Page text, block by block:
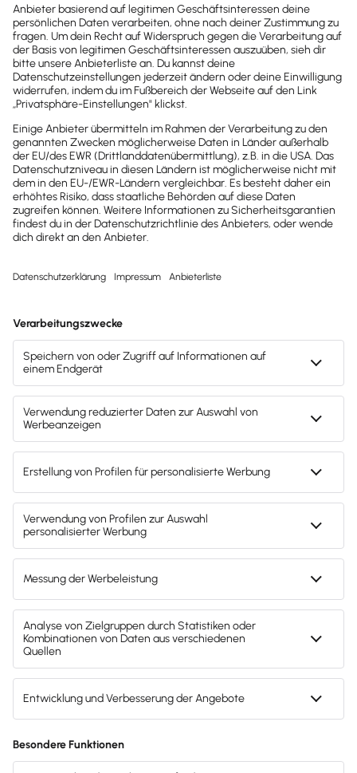
Jetzt Lexware
Office erleben
Testen Sie den kompletten
Funktionsumfang von Lexware
Sie entscheiden sich direkt für Ihre
Lexware Office Version und sparen
beim sofortigen Kauf mit unserem
Aktionsrabatt.
Der Test endet automatisch.
Kostenloser Support.
Jetzt kostenlos testen